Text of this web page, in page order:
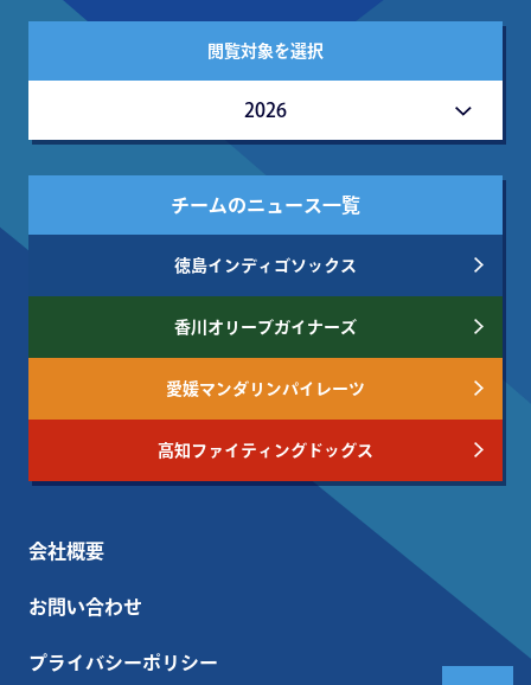
閲覧対象を選択
2026
チームのニュース一覧
徳島インディゴソックス
香川オリーブガイナーズ
愛媛マンダリンパイレーツ
高知ファイティングドッグス
会社概要
お問い合わせ
プライバシーポリシー